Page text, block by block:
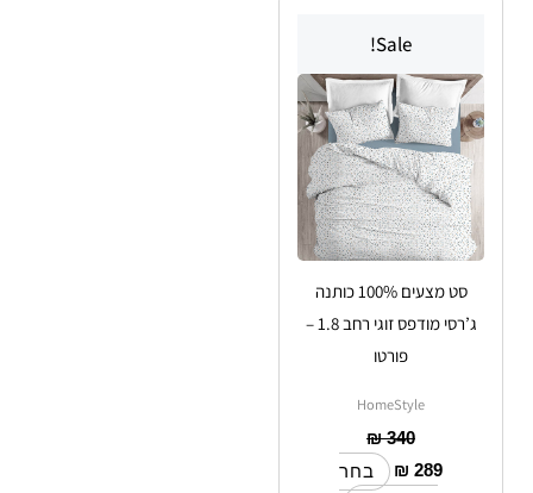
Sale!
סט מצעים 100% כותנה
ג’רסי מודפס זוגי רחב 1.8 –
פורטו
HomeStyle
₪340
₪ 289
בחר
יש
מספר
סוגים.
ניתן
לבחור
את
בעמוד
המוצר